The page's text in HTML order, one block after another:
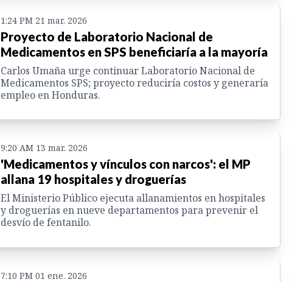
1:24 PM 21 mar. 2026
Proyecto de Laboratorio Nacional de
Medicamentos en SPS beneficiaría a la mayoría
Carlos Umaña urge continuar Laboratorio Nacional de
Medicamentos SPS; proyecto reduciría costos y generaría
empleo en Honduras.
9:20 AM 13 mar. 2026
'Medicamentos y vínculos con narcos': el MP
allana 19 hospitales y droguerías
El Ministerio Público ejecuta allanamientos en hospitales
y droguerías en nueve departamentos para prevenir el
desvío de fentanilo.
7:10 PM 01 ene. 2026